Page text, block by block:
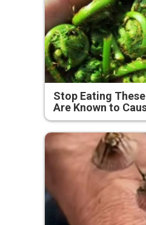
Stop Eating
Are Known to